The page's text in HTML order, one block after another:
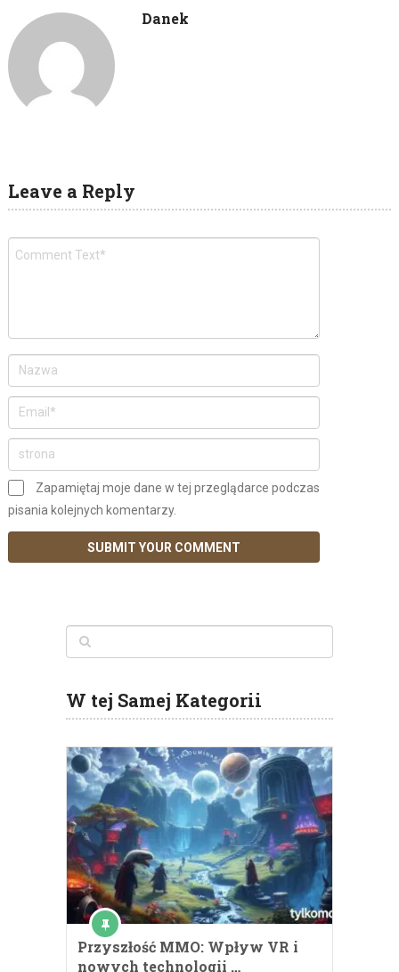
Danek
Leave a Reply
Zapamiętaj moje dane w tej przeglądarce podczas
pisania kolejnych komentarzy.
W tej Samej Kategorii
Przyszłość MMO: Wpływ VR i
nowych technologii …